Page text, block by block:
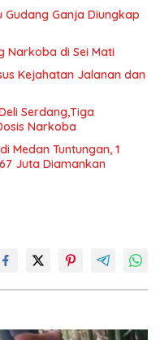
Gudang Ganja Diungkap
Narkoba di Sei Mati
Kejahatan Jalanan dan
Serdang,Tiga
Narkoba
Medan Tuntungan, 1
Juta Diamankan